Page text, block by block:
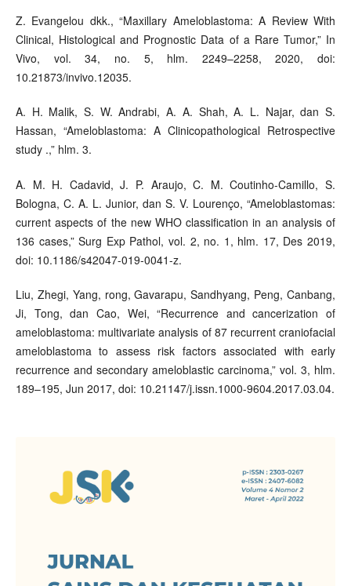
Z. Evangelou dkk., “Maxillary Ameloblastoma: A Review With
Clinical, Histological and Prognostic Data of a Rare Tumor,” In
Vivo, vol. 34, no. 5, hlm. 2249–2258, 2020, doi:
10.21873/invivo.12035.
A. H. Malik, S. W. Andrabi, A. A. Shah, A. L. Najar, dan S.
Hassan, “Ameloblastoma: A Clinicopathological Retrospective
study .,” hlm. 3.
A. M. H. Cadavid, J. P. Araujo, C. M. Coutinho-Camillo, S.
Bologna, C. A. L. Junior, dan S. V. Lourenço, “Ameloblastomas:
current aspects of the new WHO classification in an analysis of
136 cases,” Surg Exp Pathol, vol. 2, no. 1, hlm. 17, Des 2019,
doi: 10.1186/s42047-019-0041-z.
Liu, Zhegi, Yang, rong, Gavarapu, Sandhyang, Peng, Canbang,
Ji, Tong, dan Cao, Wei, “Recurrence and cancerization of
ameloblastoma: multivariate analysis of 87 recurrent craniofacial
ameloblastoma to assess risk factors associated with early
recurrence and secondary ameloblastic carcinoma,” vol. 3, hlm.
189–195, Jun 2017, doi: 10.21147/j.issn.1000-9604.2017.03.04.